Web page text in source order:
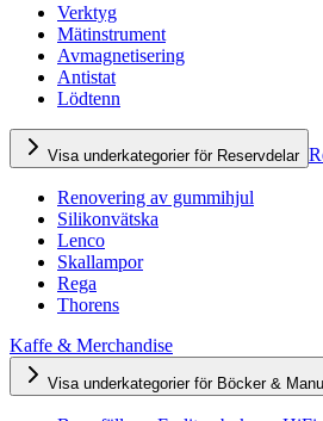
Verktyg
Mätinstrument
Avmagnetisering
Antistat
Lödtenn
Visa underkategorier för Reservdelar
Renovering av gummihjul
Silikonvätska
Lenco
Skallampor
Rega
Thorens
Kaffe & Merchandise
Visa underkategorier för Böcker &